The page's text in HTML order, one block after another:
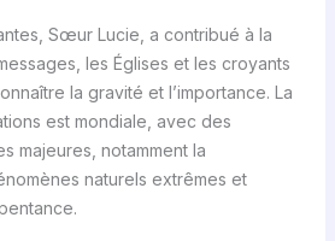
Sœur Lucie, a contribué à la
les Églises et les croyants
la gravité et l’importance. La
est mondiale, avec des
majeures, notamment la
naturels extrêmes et